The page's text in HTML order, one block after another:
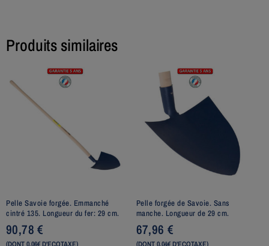
Produits similaires
Pelle Savoie forgée. Emmanché
cintré 135. Longueur du fer: 29 cm.
90,78€
Pelle forgée de Savoie. Sans
manche. Longueur de 29 cm.
67,96 €